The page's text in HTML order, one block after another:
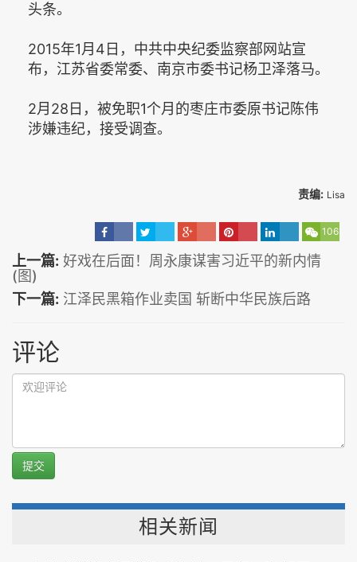
头条。
2015年1月4日，中共中央纪委监察部网站宣
布，江苏省委常委、南京市委书记杨卫泽落马。
2月28日，被免职1个月的枣庄市委原书记陈伟
涉嫌违纪，接受调查。
责编: Lisa
106
上一篇: 好戏在后面！周永康谋害习近平的新内情
(图)
下一篇: 江泽民黑箱作业卖国 斩断中华民族后路
评论
提交
相关新闻